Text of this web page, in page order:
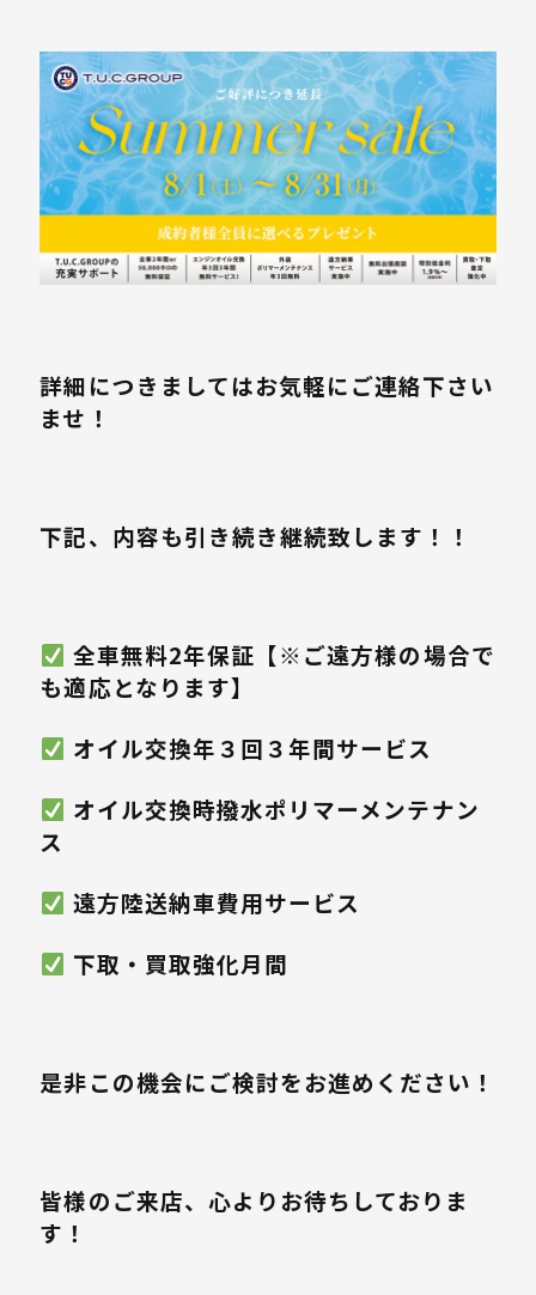
詳細につきましてはお気軽にご連絡下さい
ませ！
下記、内容も引き続き継続致します！！
️ 全車無料2年保証【※ご遠方様の場合で
も適応となります】
️ オイル交換年３回３年間サービス
️ オイル交換時撥水ポリマーメンテナン
ス
️ 遠方陸送納車費用サービス
️ 下取・買取強化月間
是非この機会にご検討をお進めください！
皆様のご来店、心よりお待ちしておりま
す！